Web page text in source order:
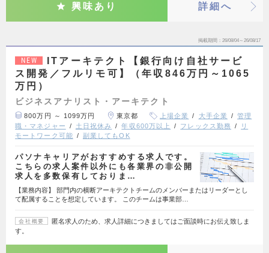
興味あり 詳細へ
掲載期間 26/08/04～26/08/17
NEW
ITアーキテクト【銀行向け自社サービ
ス開発／フルリモ可】（年収846万円～1065
万円）
ビジネスアナリスト・アーキテクト
800万円 ～ 1099万円 東京都 上場企業 大手企業
管理
職・マネジャー
土日祝休み 年収600万以上 フレックス勤務
リ
モートワーク可能
副業してもOK
パソナキャリアがおすすめする求人です。
こちらの求人案件以外にも各業界の非公開
求人を多数保有しておりま…
【業務内容】 部門内の横断アーキテクトチームのメンバーまたはリーダーとし
て配属することを想定しています。 このチームは事業部…
会社概要
匿名求人のため、求人詳細につきましてはご面談時にお伝え致しま
す。